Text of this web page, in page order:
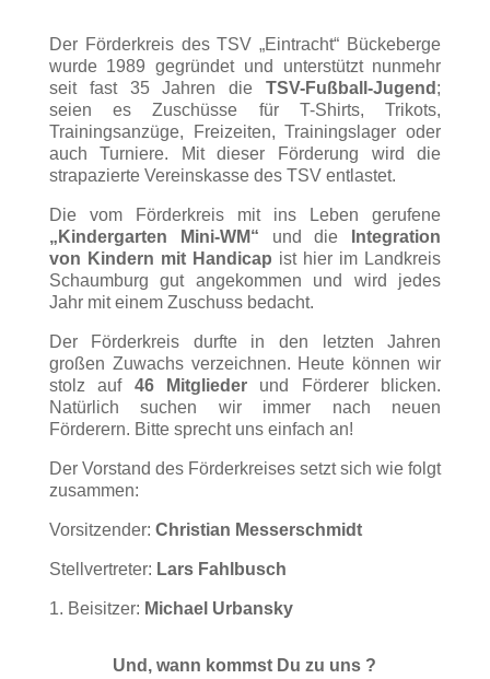
Der Förderkreis des TSV „Eintracht“ Bückeberge
wurde 1989 gegründet und unterstützt nunmehr
seit fast 35 Jahren dieTSV-Fußball-Jugend ;
seien es Zuschüsse für T-Shirts, Trikots,
Trainingsanzüge, Freizeiten, Trainingslager oder
auch Turniere. Mit dieser Förderung wird die
strapazierte Vereinskasse des TSV entlastet.
Die vom Förderkreis mit ins Leben gerufene
„Kindergarten Mini-WM“ und die
Integration
von Kindern mit Handicap ist hier im Landkreis
Schaumburg gut angekommen und wird jedes
Jahr mit einem Zuschuss bedacht.
Der Förderkreis durfte in den letzten Jahren
großen Zuwachs verzeichnen. Heute können wir
stolz auf 46 Mitglieder und Förderer blicken.
Natürlich suchen wir immer nach neuen
Förderern. Bitte sprecht uns einfach an!
Der Vorstand des Förderkreises setzt sich wie folgt
zusammen:
Vorsitzender: Christian Messerschmidt
Stellvertreter: Lars Fahlbusch
1. Beisitzer: Michael Urbansky
Und, wann kommst Du zu uns ?